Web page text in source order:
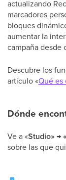
actualizando
marcadores
bloques
aumentar la
campaña desde
Descubre los
artículo «Qué
Dónde
Ve a «Studio» →
sobre las que